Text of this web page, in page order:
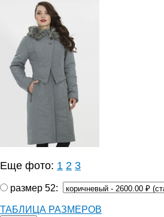
Еще фото: 1 2 3
размер 52:
ТАБЛИЦА РАЗМЕРОВ